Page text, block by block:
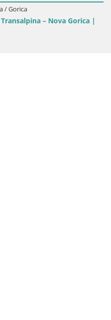
– Nova Gorica |